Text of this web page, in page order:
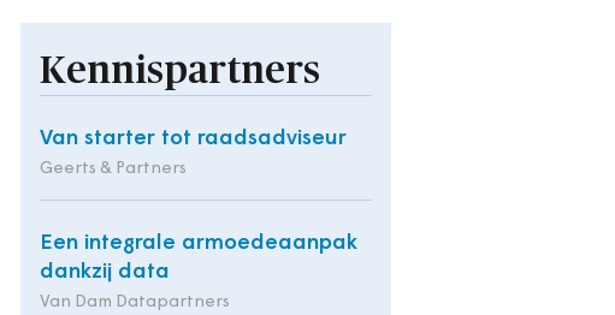
Kennispartners
Van starter tot raadsadviseur
Geerts & Partners
Een integrale armoedeaanpak
dankzij data
Van Dam Datapartners